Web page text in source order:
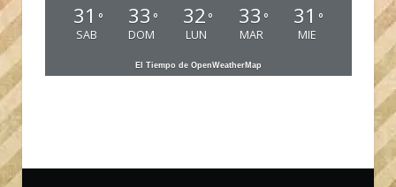
31 °
SAB
33 °
DOM
32 °
LUN
33 °
MAR
31 °
MIE
El Tiempo de OpenWeatherMap